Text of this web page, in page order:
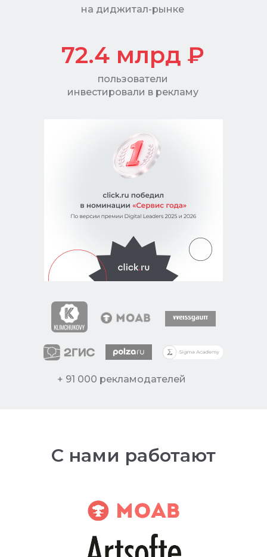
на диджитал-рынке
+ 91 000 рекламодателей
72.4 млрд ₽
пользователи
инвестировали в рекламу
С нами работают